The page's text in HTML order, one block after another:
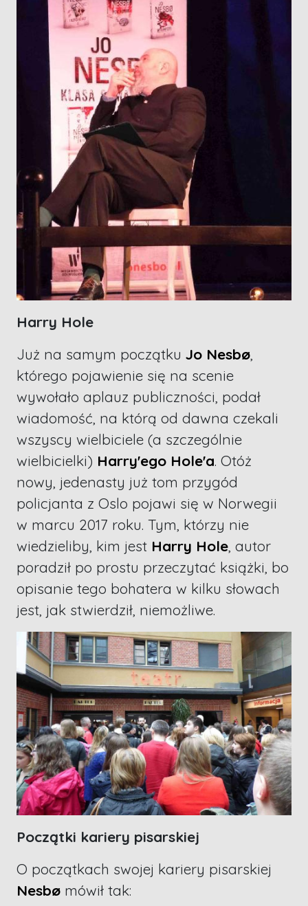
Harry Hole
Już na samym początku Jo Nesbø
którego pojawienie się na scenie
wywołało aplauz publiczności, podał
wiadomość, na którą od dawna czekali
wszyscy wielbiciele (a szczególnie
wielbicielki) Harry'ego Hole'a. Otóż
nowy, jedenasty już tom przygód
policjanta z Oslo pojawi się w Norwegii
w marcu 2017 roku. Tym, którzy nie
wiedzieliby, kim jest Harry Hole , autor
poradził po prostu przeczytać książki, bo
opisanie tego bohatera w kilku słowach
jest, jak stwierdził, niemożliwe.
Początki kariery pisarskiej
O początkach swojej kariery pisarskiej
Nesbø mówił tak: